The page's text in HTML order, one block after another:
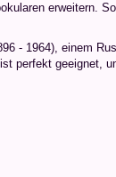
erweitern.
- 1964), einem
perfekt geeignet,